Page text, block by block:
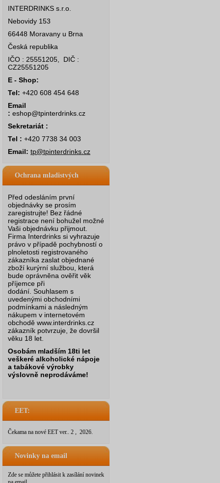
INTERDRINKS s.r.o.
Nebovidy 153
66448 Moravany u Brna
Česká republika
IČO : 25551205, DIČ :
CZ25551205
E - Shop:
Tel: +420 608 454 648
Email
: eshop@tpinterdrinks.cz
Sekretariát :
Tel : +420 7738 34 003
Email: tp@tpinterdrinks.cz
Ochrana mladistvých
Před odesláním první
objednávky se prosím
zaregistrujte! Bez řádné
registrace není bohužel možné
Vaši objednávku přijmout.
Firma Interdrinks si vyhrazuje
právo v případě pochybností o
plnoletosti registrovaného
zákazníka zaslat objednané
zboží kurýrní službou, která
bude oprávněna ověřit věk
příjemce při
dodání. Souhlasem s
uvedenými obchodními
podmínkami a následným
nákupem v internetovém
obchodě www.interdrinks.cz
zákazník potvrzuje, že dovršil
věku 18 let.
Osobám mladším 18ti let
veškeré alkoholické nápoje
a tabákové výrobky
výslovně neprodáváme!
EET:
Čekama na nové EET ver.. 2 , 2026.
Novinky na email
Zde se můžete přihlásit k zasílání novinek